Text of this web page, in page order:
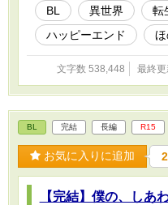
れしいです
が、小説に
援のおか
ら、ありが
BL 異世界 転
ハッピーエンド
文字数 538,448 最終
BL 完結 長編 R15
お気に入りに追加
【完結】僕の、しあ